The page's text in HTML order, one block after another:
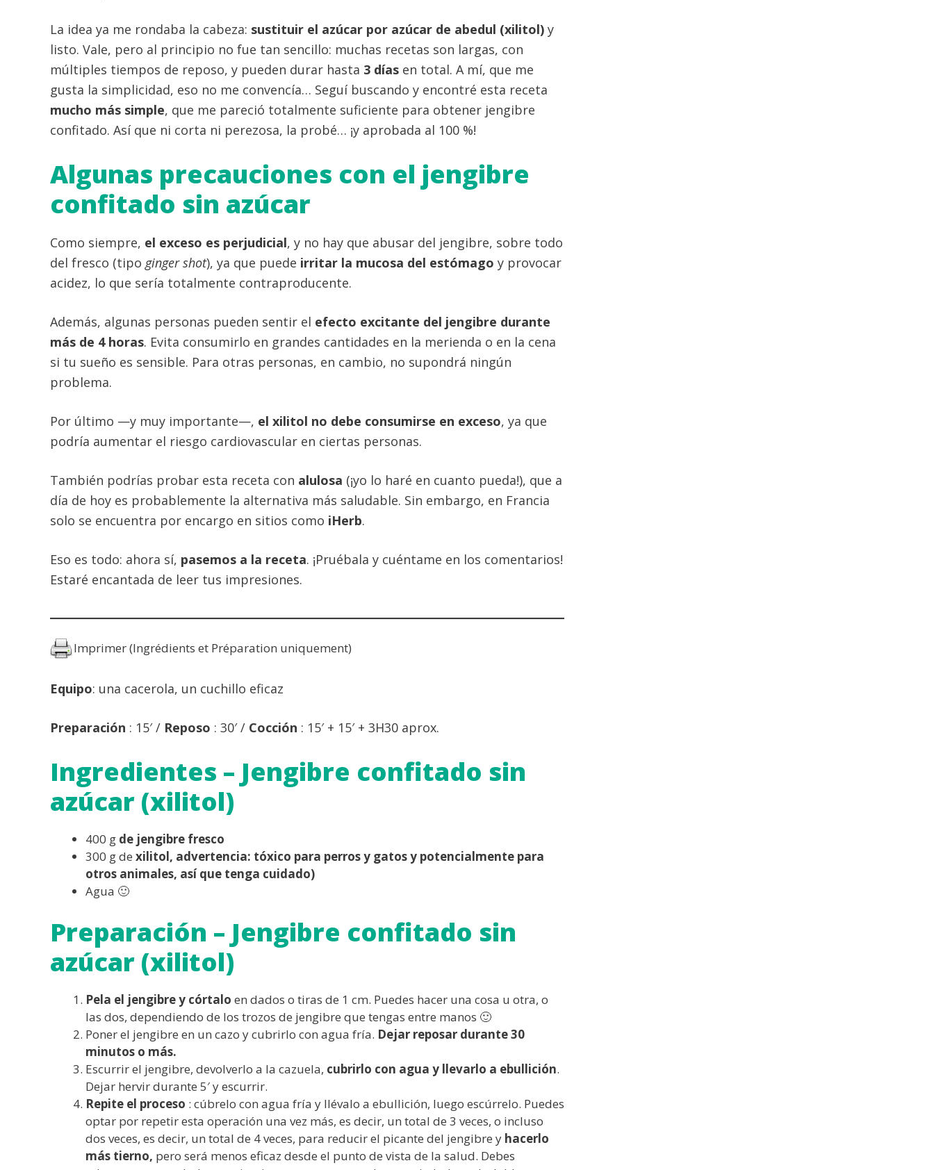
La idea ya me rondaba la cabeza: sustituir el azúcar por azúcar de abedul (xilitol) y
listo. Vale, pero al principio no fue tan sencillo: muchas recetas son largas, con
múltiples tiempos de reposo, y pueden durar hasta 3 días en total. A mí, que me
gusta la simplicidad, eso no me convencía… Seguí buscando y encontré esta receta
mucho más simple, que me pareció totalmente suficiente para obtener jengibre
confitado. Así que ni corta ni perezosa, la probé… ¡y aprobada al 100 %!
Algunas precauciones con el jengibre
confitado sin azúcar
Como siempre, el exceso es perjudicial, y no hay que abusar del jengibre, sobre todo
del fresco (tipo ginger shot), ya que puede irritar la mucosa del estómago y provocar
acidez, lo que sería totalmente contraproducente.
Además, algunas personas pueden sentir el efecto excitante del jengibre durante
más de 4 horas. Evita consumirlo en grandes cantidades en la merienda o en la cena
si tu sueño es sensible. Para otras personas, en cambio, no supondrá ningún
problema.
Por último —y muy importante—, el xilitol no debe consumirse en exceso, ya que
podría aumentar el riesgo cardiovascular en ciertas personas.
También podrías probar esta receta con alulosa (¡yo lo haré en cuanto pueda!), que a
día de hoy es probablemente la alternativa más saludable. Sin embargo, en Francia
solo se encuentra por encargo en sitios como iHerb.
Eso es todo: ahora sí, pasemos a la receta. ¡Pruébala y cuéntame en los comentarios!
Estaré encantada de leer tus impresiones.
Imprimer (Ingrédients et Préparation uniquement)
Equipo: una cacerola, un cuchillo eficaz
Preparación : 15′ / Reposo : 30′ / Cocción : 15′ + 15′ + 3H30 aprox.
Ingredientes – Jengibre confitado sin
azúcar (xilitol)
400 g de jengibre fresco
300 g de xilitol, advertencia: tóxico para perros y gatos y potencialmente para
otros animales, así que tenga cuidado)
Agua 🙂
Preparación – Jengibre confitado sin
azúcar (xilitol)
Pela el jengibre y córtalo en dados o tiras de 1 cm. Puedes hacer una cosa u otra, o
las dos, dependiendo de los trozos de jengibre que tengas entre manos 🙂
Poner el jengibre en un cazo y cubrirlo con agua fría. Dejar reposar durante 30
minutos o más.
Escurrir el jengibre, devolverlo a la cazuela, cubrirlo con agua y llevarlo a ebullición.
Dejar hervir durante 5′ y escurrir.
Repite el proceso : cúbrelo con agua fría y llévalo a ebullición, luego escúrrelo. Puedes
optar por repetir esta operación una vez más, es decir, un total de 3 veces, o incluso
dos veces, es decir, un total de 4 veces, para reducir el picante del jengibre y hacerlo
más tierno, pero será menos eficaz desde el punto de vista de la salud. Debes